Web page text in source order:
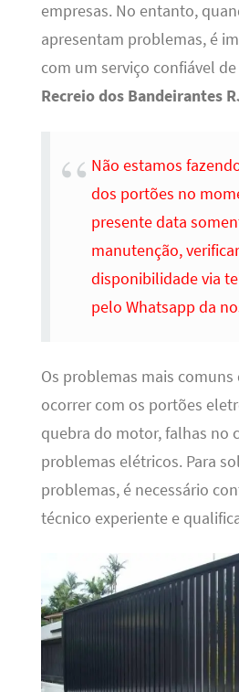
empresas. No entanto,
apresentam problemas, é
com um serviço confiável de
Recreio dos Bandeirantes
Não estamos
dos portões no
presente data
manutenção, verificar
disponibilidade via
pelo Whatsapp da
Os problemas mais comuns
ocorrer com os portões
quebra do motor, falhas no
problemas elétricos. Para
problemas, é necessário
técnico experiente e